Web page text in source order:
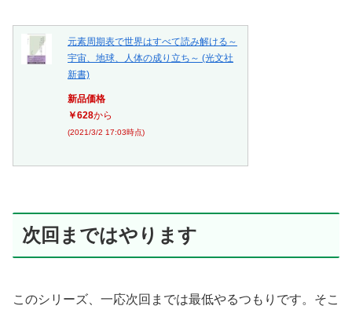
元素周期表で世界はすべて読み解ける～
宇宙、地球、人体の成り立ち～ (光文社
新書)
新品価格
￥628から
(2021/3/2 17:03時点)
次回まではやります
このシリーズ、一応次回までは最低やるつもりです。そこ